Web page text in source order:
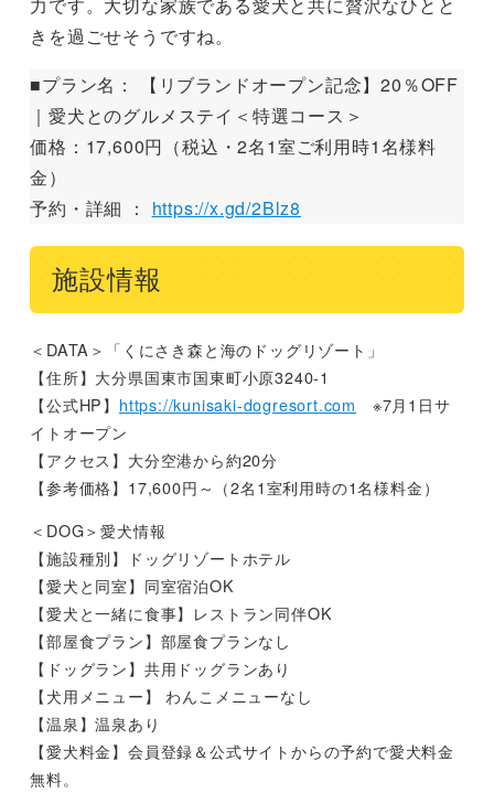
きを過ごせそうですね。
■プラン名： 【リブランドオープン記念】20％OFF
｜愛犬とのグルメステイ＜特選コース＞
価格：17,600円（税込・2名1室ご利用時1名様料
金）
予約・詳細 ： https://x.gd/2Blz8
施設情報
＜DATA＞「くにさき森と海のドッグリゾート」
【住所】大分県国東市国東町小原3240-1
【公式HP】 https://kunisaki-dogresort.com ※7月1日サ
イトオープン
【アクセス】大分空港から約20分
【参考価格】17,600円～（2名1室利用時の1名様料金）
＜DOG＞愛犬情報
【施設種別】ドッグリゾートホテル
【愛犬と同室】同室宿泊OK
【愛犬と一緒に食事】レストラン同伴OK
【部屋食プラン】部屋食プランなし
【ドッグラン】共用ドッグランあり
【犬用メニュー】 わんこメニューなし
【温泉】温泉あり
【愛犬料金】会員登録＆公式サイトからの予約で愛犬料金
無料。